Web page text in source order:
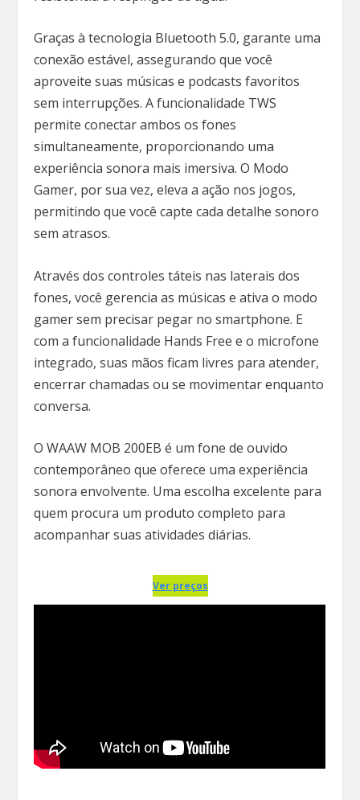
Graças à tecnologia Bluetooth 5.0, garante uma
conexão estável, assegurando que você
aproveite suas músicas e podcasts favoritos
sem interrupções. A funcionalidade TWS
permite conectar ambos os fones
simultaneamente, proporcionando uma
experiência sonora mais imersiva. O Modo
Gamer, por sua vez, eleva a ação nos jogos,
permitindo que você capte cada detalhe sonoro
sem atrasos.
Através dos controles táteis nas laterais dos
fones, você gerencia as músicas e ativa o modo
gamer sem precisar pegar no smartphone. E
com a funcionalidade Hands Free e o microfone
integrado, suas mãos ficam livres para atender,
encerrar chamadas ou se movimentar enquanto
conversa.
O WAAW MOB 200EB é um fone de ouvido
contemporâneo que oferece uma experiência
sonora envolvente. Uma escolha excelente para
quem procura um produto completo para
acompanhar suas atividades diárias.
Ver preços